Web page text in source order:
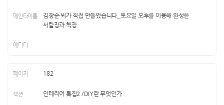
김장순 씨가 직접 만들었습니다_토요일 오후를 이용해 완성한
서랍장과 책장
182
인테리어 특집2 /DIY란 무엇인가